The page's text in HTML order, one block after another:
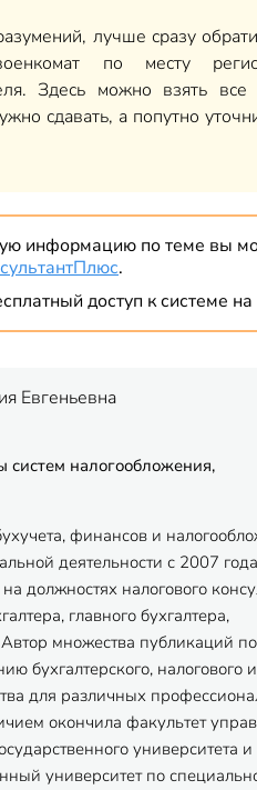
лучше сразу
по месту
Здесь можно взять
сдавать, а попутно
информацию по теме вы
.
доступ к системе
Евгеньевна
систем налогообложения,
финансов и
деятельности с 2007
должностях налогового
главного бухгалтера,
множества публикаций по
бухгалтерского, налогового и
для различных
окончила факультет
университета и
университет по